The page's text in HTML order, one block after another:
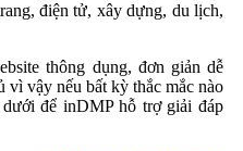
điện tử, xây dựng, du lịch,
thông dụng, đơn giản dễ
vì vậy nếu bất kỳ thắc mắc nào
để inDMP hỗ trợ giải đáp